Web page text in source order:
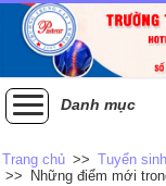
Danh mục
Trang chủ >> Tuyển
>> Những điểm mới